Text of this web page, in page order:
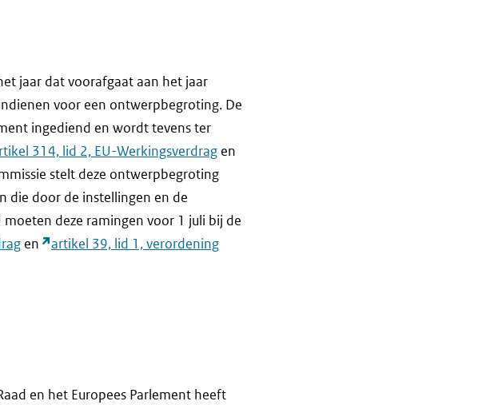
jaar dat voorafgaat aan het jaar
voor een ontwerpbegroting. De
ingediend en wordt tevens ter
314, lid 2, EU-Werkingsverdrag en
stelt deze ontwerpbegroting
die door de instellingen en de
moeten deze ramingen voor 1 juli bij de
en
artikel 39, lid 1, verordening
en het Europees Parlement heeft